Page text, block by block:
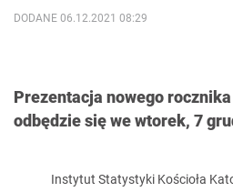
Prezentacja nowego
odbędzie się we wtorek, 7
DODANE 06.12.2021 08:29
Instytut Statystyki Kościoła